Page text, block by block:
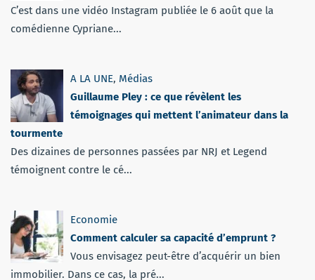
C’est dans une vidéo Instagram publiée le 6 août que la
comédienne Cypriane...
A LA UNE, Médias
Guillaume Pley : ce que révèlent les
témoignages qui mettent l’animateur dans la
tourmente
Des dizaines de personnes passées par NRJ et Legend
témoignent contre le cé...
Economie
Comment calculer sa capacité d’emprunt ?
Vous envisagez peut-être d’acquérir un bien
immobilier. Dans ce cas, la pré...